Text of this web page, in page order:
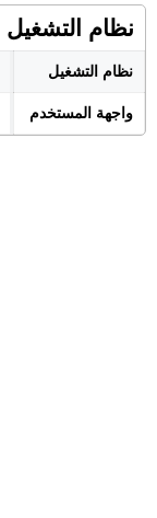
نظام التشغيل
نظام التشغيل
واجهة المستخدم